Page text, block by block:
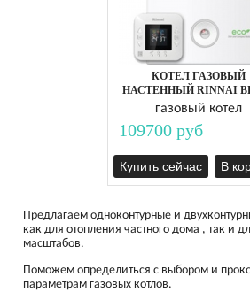
КОТЕЛ ГАЗОВЫЙ
НАСТЕННЫЙ RINNAI
газовый котел
109700 руб
Купить сейчас В
Предлагаем одноконтурные и
как для отопления частного дома , так и
масштабов.
Поможем определиться с выбором и
параметрам газовых котлов.